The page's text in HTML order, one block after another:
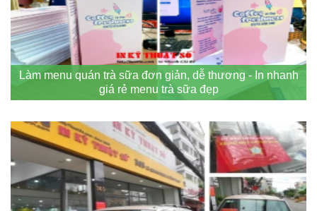
Làm menu quán trà sữa đơn giản, dễ thương - In nhanh
giá rẻ menu trà sữa đẹp